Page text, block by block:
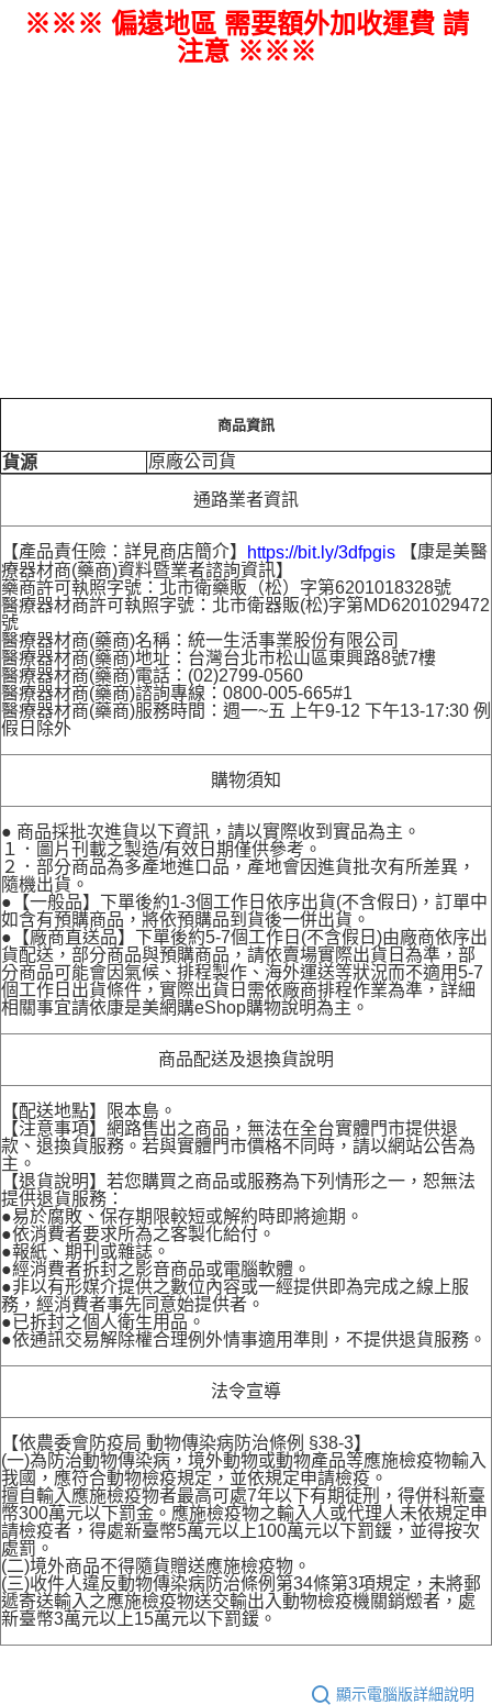
※※※ 偏遠地區 需要額外加收運費 請
注意 ※※※
商品資訊
貨源 原廠公司貨
通路業者資訊
【產品責任險：詳見商店簡介】 https://bit.ly/3dfpgis 【康是美醫
療器材商(藥商)資料暨業者諮詢資訊】
藥商許可執照字號：北市衛藥販（松）字第6201018328號
醫療器材商許可執照字號：北市衛器販(松)字第MD6201029472
號
醫療器材商(藥商)名稱：統一生活事業股份有限公司
醫療器材商(藥商)地址：台灣台北市松山區東興路8號7樓
醫療器材商(藥商)電話：(02)2799-0560
醫療器材商(藥商)諮詢專線：0800-005-665#1
醫療器材商(藥商)服務時間：週一~五 上午9-12 下午13-17:30 例
假日除外
購物須知
● 商品採批次進貨以下資訊，請以實際收到實品為主。
１．圖片刊載之製造/有效日期僅供參考。
２．部分商品為多產地進口品，產地會因進貨批次有所差異，
隨機出貨。
●【一般品】下單後約1-3個工作日依序出貨(不含假日)，訂單中
如含有預購商品，將依預購品到貨後一併出貨。
●【廠商直送品】下單後約5-7個工作日(不含假日)由廠商依序出
貨配送，部分商品與預購商品，請依賣場實際出貨日為準，部
分商品可能會因氣候、排程製作、海外運送等狀況而不適用5-7
個工作日出貨條件，實際出貨日需依廠商排程作業為準，詳細
相關事宜請依康是美網購eShop購物說明為主。
商品配送及退換貨說明
【配送地點】限本島。
【注意事項】網路售出之商品，無法在全台實體門市提供退
款、退換貨服務。若與實體門市價格不同時，請以網站公告為
主。
【退貨說明】若您購買之商品或服務為下列情形之一，恕無法
提供退貨服務：
●易於腐敗、保存期限較短或解約時即將逾期。
●依消費者要求所為之客製化給付。
●報紙、期刊或雜誌。
●經消費者拆封之影音商品或電腦軟體。
●非以有形媒介提供之數位內容或一經提供即為完成之線上服
務，經消費者事先同意始提供者。
●已拆封之個人衛生用品。
●依通訊交易解除權合理例外情事適用準則，不提供退貨服務。
法令宣導
【依農委會防疫局 動物傳染病防治條例 §38-3】
(一)為防治動物傳染病，境外動物或動物產品等應施檢疫物輸入
我國，應符合動物檢疫規定，並依規定申請檢疫。
擅自輸入應施檢疫物者最高可處7年以下有期徒刑，得併科新臺
幣300萬元以下罰金。應施檢疫物之輸入人或代理人未依規定申
請檢疫者，得處新臺幣5萬元以上100萬元以下罰鍰，並得按次
處罰。
(二)境外商品不得隨貨贈送應施檢疫物。
(三)收件人違反動物傳染病防治條例第34條第3項規定，未將郵
遞寄送輸入之應施檢疫物送交輸出入動物檢疫機關銷燬者，處
新臺幣3萬元以上15萬元以下罰鍰。
顯示電腦版詳細說明